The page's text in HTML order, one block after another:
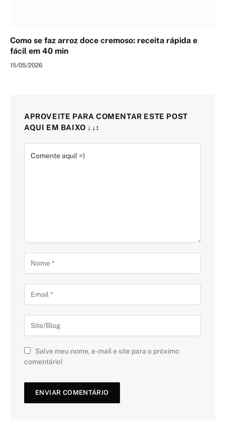
Como se faz arroz doce cremoso: receita rápida e
fácil em 40 min
15/05/2026
APROVEITE PARA COMENTAR ESTE POST
AQUI EM BAIXO ↓↓:
Salve meu nome, e-mail e site para o próximo
comentário!